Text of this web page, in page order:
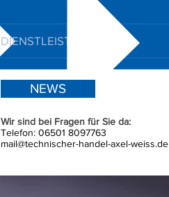
DIENSTLEISTUNGEN
NEWS
Wir sind bei Fragen für Sie da:
Telefon: 06501 8097763
mail@technischer-handel-axel-weiss.de